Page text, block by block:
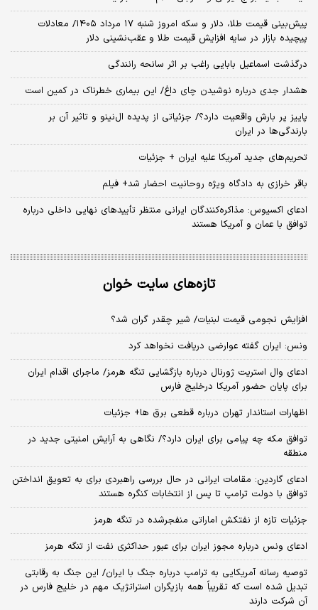
پیش‌بینی قیمت طلا، دلار و سکه امروز شنبه ۱۷ مرداد ۱۴۰۵/ معادلات
پیچیده بازار در سایه افزایش قیمت طلا و عقب‌نشینی دلار
درگذشت اسماعیل بابایی راغب بر اثر سانحه رانندگی
هشدار جدی درباره نوشیدن چای داغ/ این بیماری خطرناک در کمین است
پاییز پر بارش واقعیت دارد؟/ جزئیاتی از پدیده ال‌نینو و تاثیر آن بر
بارندگی‌ها در ایران
تحریم‌های جدید آمریکا علیه ایران + جزئیات
باقر خرازی به دادگاه ویژه روحانیت احضار شد+ فیلم
ادعای اکسیوس: مذاکره‌کنندگان ایرانی منتظر تأییدهای نهایی داخلی درباره
توافق با عمان و آمریکا هستند
تازه‌های سایت خوان
افزایش نجومی قیمت لبنیات/ شیر چقدر گران شد؟
ونس: ایران گفته عوارضی دریافت نخواهد کرد
ادعای وال استریت ژورنال درباره بازگشایی تنگه هرمز/ ماجرای اقدام ایران
برای پایان حضور آمریکا درخلیج فارس
اظهارات استاندار تهران درباره قطعی برق ها+ جزئیات
توافق مکه چه پیامی برای ایران دارد؟/ نگاهی به آرایش امنیتی جدید در
منطقه
ادعای گاردین: مقامات ایرانی در حال بررسی راهبردی برای به تعویق انداختن
توافق با دولت ترامپ تا پس از انتخابات کنگره هستند
جزئیات تازه از نفتکش اماراتی منفجرشده در تنگه هرمز
ادعای ونس درباره مجوز ایران برای عبور حداکثری نفت از تنگه هرمز
توصیه رسانه آمریکایی به ترامپ درباره جنگ با ایران/ این جنگ به رقابتی
تبدیل شده است که تقریباً همه بازیگران استراتژیک مهم در خلیج فارس در
آن شرکت دارند